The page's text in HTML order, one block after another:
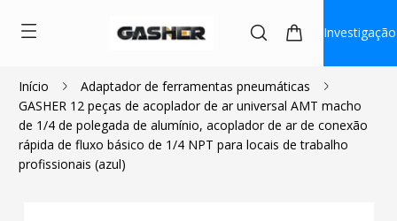
Investigação
Início
Adaptador de ferramentas pneumáticas
GASHER 12 peças de acoplador de ar universal AMT macho
de 1/4 de polegada de alumínio, acoplador de ar de conexão
rápida de fluxo básico de 1/4 NPT para locais de trabalho
profissionais (azul)
$27.99